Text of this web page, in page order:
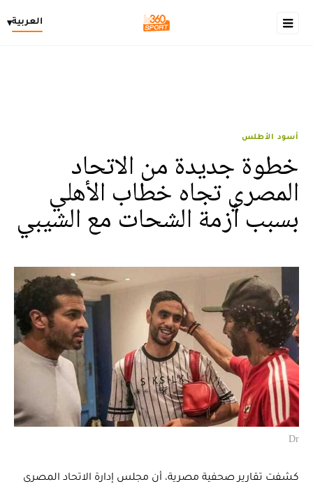
العربية▾
أسود الأطلس
خطوة جديدة من الاتحاد
المصري تجاه خطاب الأهلي
بسبب أزمة الشحات مع الشيبي
Dr
كشفت تقارير صحفية مصرية، أن مجلس إدارة الاتحاد المصرى